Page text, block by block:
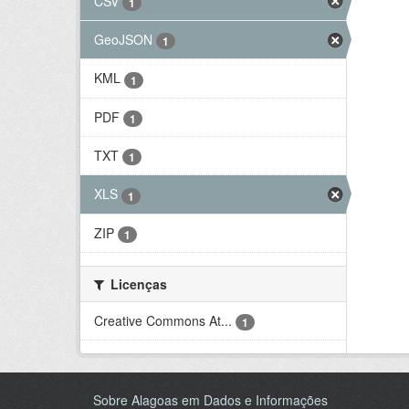
GeoJSON 1
KML 1
PDF 1
TXT 1
XLS 1
ZIP 1
Licenças
Creative Commons At...
1
Sobre Alagoas em Dados e Informações